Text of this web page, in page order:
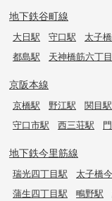
地下鉄谷町線
大日駅 守口駅 太子
都島駅
天神橋筋六丁
京阪本線
京橋駅 野江駅 関目駅
守口市駅
西三荘駅
地下鉄今里筋線
瑞光四丁目駅 太子橋
蒲生四丁目駅
鴫野駅